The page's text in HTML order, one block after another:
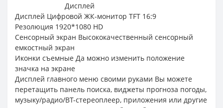
Дисплей
Дисплей Цифровой ЖК-монитор TFT 16:9
Резолюция 1920*1080 HD
Сенсорный экран Высококачественный сенсорный
емкостный экран
Иконки съемные Да можно изменить положение
значка на экране
Дисплей главного меню своими руками Вы можете
перетащить панель поиска, виджеты прогноза погоды,
музыку/радио/BT-стереоплеер, приложения или другие